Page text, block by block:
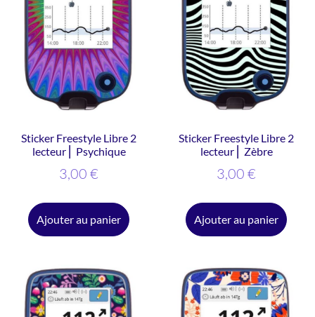
Sticker Freestyle Libre 2
lecteur ⎜ Psychique
3,00 €
Ajouter au panier
Sticker Freestyle Libre 2
lecteur ⎜ Zèbre
3,00 €
Ajouter au panier